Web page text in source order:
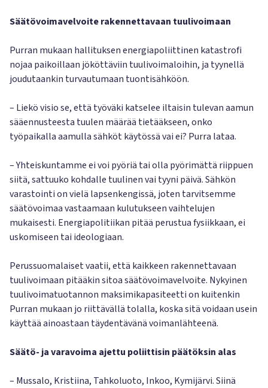
Säätövoimavelvoite rakennettavaan tuulivoimaan
Purran mukaan hallituksen energiapoliittinen katastrofi
nojaa paikoillaan jököttäviin tuulivoimaloihin, ja tyynellä
joudutaankin turvautumaan tuontisähköön.
– Liekö visio se, että työväki katselee iltaisin tulevan aamun
sääennusteesta tuulen määrää tietääkseen, onko
työpaikalla aamulla sähköt käytössä vai ei? Purra lataa.
– Yhteiskuntamme ei voi pyöriä tai olla pyörimättä riippuen
siitä, sattuuko kohdalle tuulinen vai tyyni päivä. Sähkön
varastointi on vielä lapsenkengissä, joten tarvitsemme
säätövoimaa vastaamaan kulutukseen vaihtelujen
mukaisesti. Energiapolitiikan pitää perustua fysiikkaan, ei
uskomiseen tai ideologiaan.
Perussuomalaiset vaatii, että kaikkeen rakennettavaan
tuulivoimaan pitääkin sitoa säätövoimavelvoite. Nykyinen
tuulivoimatuotannon maksimikapasiteetti on kuitenkin
Purran mukaan jo riittävällä tolalla, koska sitä voidaan usein
käyttää ainoastaan täydentävänä voimanlähteenä.
Säätö- ja varavoima ajettu poliittisin päätöksin alas
– Mussalo, Kristiina, Tahkoluoto, Inkoo, Kymijärvi. Siinä